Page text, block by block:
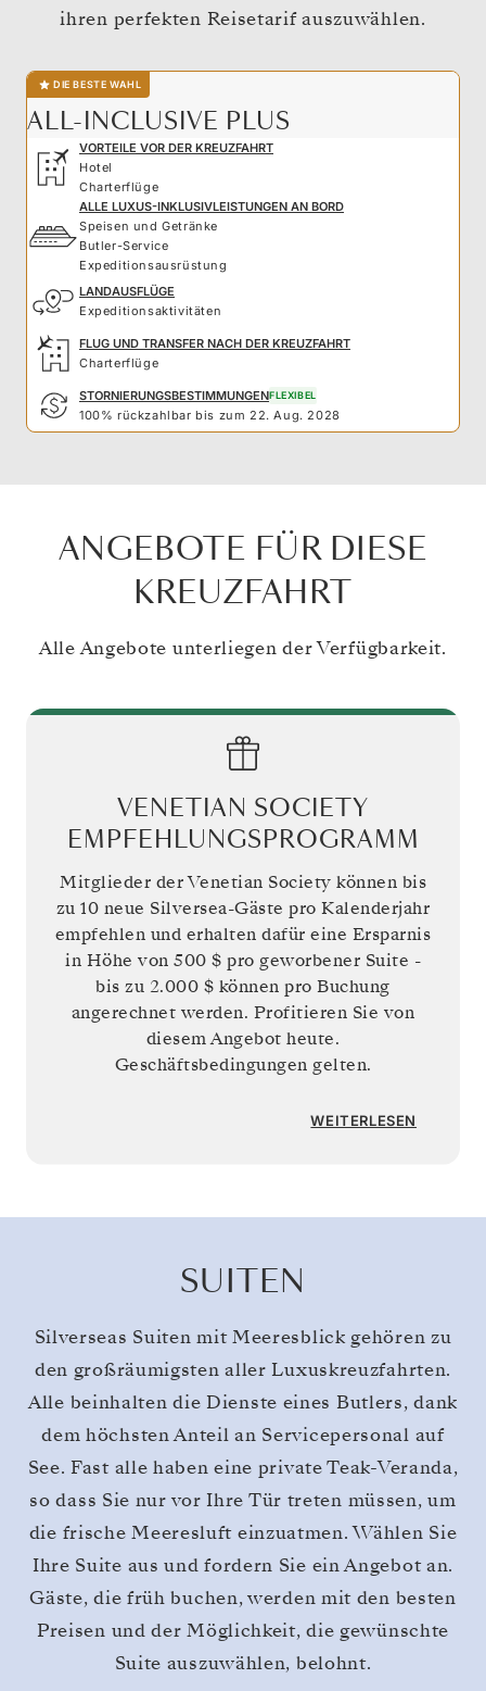
ihren perfekten Reisetarif auszuwählen.
DIE BESTE WAHL
ALL-INCLUSIVE PLUS
VORTEILE VOR DER KREUZFAHRT
Hotel
Charterflüge
ALLE LUXUS-INKLUSIVLEISTUNGEN AN BORD
Speisen und Getränke
Butler-Service
Expeditionsausrüstung
LANDAUSFLÜGE
Expeditionsaktivitäten
FLUG UND TRANSFER NACH DER KREUZFAHRT
Charterflüge
STORNIERUNGSBESTIMMUNGENFLEXIBEL
100% rückzahlbar bis zum 22. Aug. 2028
ANGEBOTE FÜR DIESE
KREUZFAHRT
Alle Angebote unterliegen der Verfügbarkeit.
VENETIAN SOCIETY
EMPFEHLUNGSPROGRAMM
Mitglieder der Venetian Society können bis
zu 10 neue Silversea-Gäste pro Kalenderjahr
empfehlen und erhalten dafür eine Ersparnis
in Höhe von 500 $ pro geworbener Suite -
bis zu 2.000 $ können pro Buchung
angerechnet werden. Profitieren Sie von
diesem Angebot heute.
Geschäftsbedingungen gelten.
WEITERLESEN
SUITEN
Silverseas Suiten mit Meeresblick gehören zu
den großräumigsten aller Luxuskreuzfahrten.
Alle beinhalten die Dienste eines Butlers, dank
dem höchsten Anteil an Servicepersonal auf
See. Fast alle haben eine private Teak-Veranda,
so dass Sie nur vor Ihre Tür treten müssen, um
die frische Meeresluft einzuatmen. Wählen Sie
Ihre Suite aus und fordern Sie ein Angebot an.
Gäste, die früh buchen, werden mit den besten
Preisen und der Möglichkeit, die gewünschte
Suite auszuwählen, belohnt.